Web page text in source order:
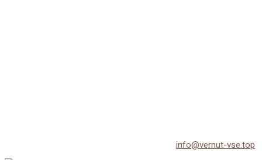
info@vernut-vse.top